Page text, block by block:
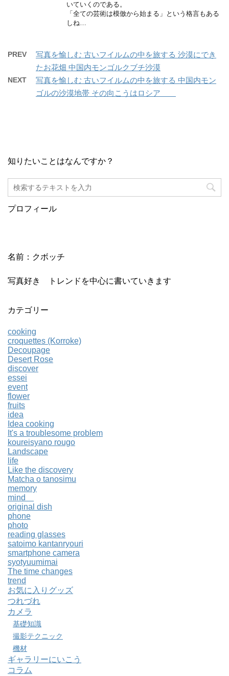
いていくのである。
「全ての芸術は模倣から始まる」という格言もある
しね…
PREV
写真を愉しむ 古いフイルムの中を旅する 沙漠にでき
たお花畑 中国内モンゴルクブチ沙漠
NEXT
写真を愉しむ 古いフイルムの中を旅する 中国内モン
ゴルの沙漠地帯 その向こうはロシア
知りたいことはなんですか？
プロフィール
名前：クボッチ
写真好き トレンドを中心に書いていきます
カテゴリー
cooking
croquettes (Korroke)
Decoupage
Desert Rose
discover
essei
event
flower
fruits
idea
Idea cooking
It's a troublesome problem
koureisyano rougo
Landscape
life
Like the discovery
Matcha o tanosimu
memory
mind
original dish
phone
photo
reading glasses
satoimo kantanryouri
smartphone camera
syotyuumimai
The time changes
trend
お気に入りグッズ
つれづれ
カメラ
基礎知識
撮影テクニック
機材
ギャラリーにいこう
コラム